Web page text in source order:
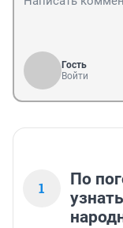
Гость
Войти
1
По